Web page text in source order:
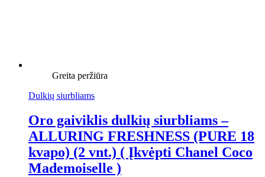
Greita peržiūra
Dulkių siurbliams
Oro gaiviklis dulkių siurbliams –
ALLURING FRESHNESS (PURE 18
kvapo) (2 vnt.) ( Įkvėpti Chanel Coco
Mademoiselle )